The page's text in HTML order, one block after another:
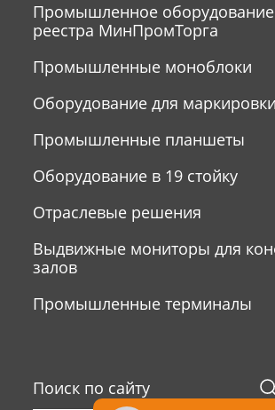
Промышленное
реестра МинПромТорга
Промышленные моноблоки
Оборудование для маркировки
Промышленные планшеты
Оборудование в 19 стойку
Отраслевые решения
Выдвижные мониторы для
залов
Промышленные терминалы